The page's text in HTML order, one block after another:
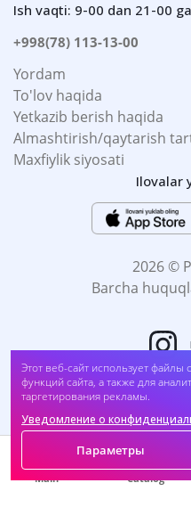
Этот веб-сайт использует
функций сайта, а также для
таргетирования рекламы.
Уведомление о
Параметры
Ish vaqti: 9-00 dan 21-00
+998(78) 113-13-00
Yordam
To'lov haqida
Yetkazib berish haqida
Almashtirish/qaytarish
Maxfiylik siyosati
Ilovalar
2026 ©
Barcha
Main Catalog